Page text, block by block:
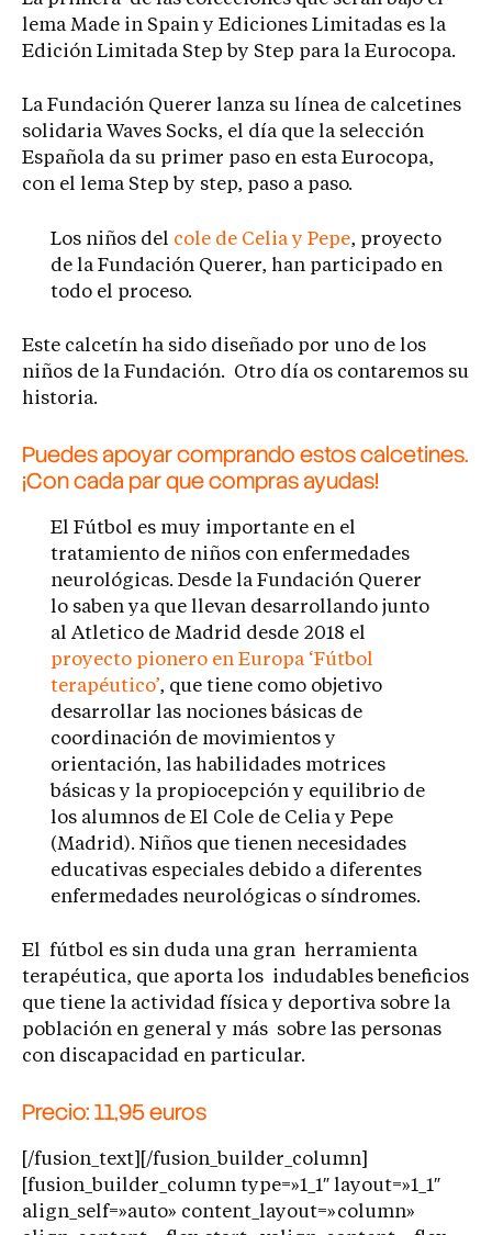
lema Made in Spain y Ediciones Limitadas es la
Edición Limitada Step by Step para la Eurocopa.
La Fundación Querer lanza su línea de calcetines
solidaria Waves Socks, el día que la selección
Española da su primer paso en esta Eurocopa,
con el lema Step by step, paso a paso.
Los niños del cole de Celia y Pepe, proyecto
de la Fundación Querer, han participado en
todo el proceso.
Este calcetín ha sido diseñado por uno de los
niños de la Fundación. Otro día os contaremos su
historia.
Puedes apoyar comprando estos calcetines.
¡Con cada par que compras ayudas!
El Fútbol es muy importante en el
tratamiento de niños con enfermedades
neurológicas. Desde la Fundación Querer
lo saben ya que llevan desarrollando junto
al Atletico de Madrid desde 2018 el
proyecto pionero en Europa ‘Fútbol
terapéutico’, que tiene como objetivo
desarrollar las nociones básicas de
coordinación de movimientos y
orientación, las habilidades motrices
básicas y la propiocepción y equilibrio de
los alumnos de El Cole de Celia y Pepe
(Madrid). Niños que tienen necesidades
educativas especiales debido a diferentes
enfermedades neurológicas o síndromes.
El fútbol es sin duda una gran herramienta
terapéutica, que aporta los indudables beneficios
que tiene la actividad física y deportiva sobre la
población en general y más sobre las personas
con discapacidad en particular.
Precio: 11,95 euros
[/fusion_text][/fusion_builder_column]
[fusion_builder_column type=»1_1″ layout=»1_1″
align_self=»auto» content_layout=»column»